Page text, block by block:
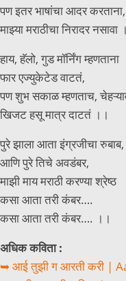
पण इतर भाषांचा आदर करताना,
माझ्या मराठीचा निरादर नसावा
हाय, हॅलो, गुड मॉर्निंग म्हणताना
फार एज्युकेटेड वाटतं,
पण शुभ सकाळ म्हणताच,
खिजट हसू मात्र दाटतं ।।
पुरे झाला आता इंग्रजीचा रुबाब,
आणि पुरे तिचे अवडंबर,
माझी माय मराठी करण्या श्रेष्ठ
कसा आता तरी कंबर….
कसा आता तरी कंबर…. ।।
अधिक कविता :
➥ आई तुझी ग आरती करी |